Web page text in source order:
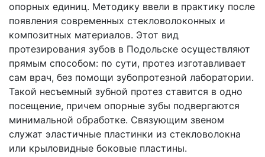
опорных единиц. Методику ввели в практику после
появления современных стекловолоконных и
композитных материалов. Этот вид
протезирования зубов в Подольске осуществляют
прямым способом: по сути, протез изготавливает
сам врач, без помощи зубопротезной лаборатории.
Такой несъемный зубной протез ставится в одно
посещение, причем опорные зубы подвергаются
минимальной обработке. Связующим звеном
служат эластичные пластинки из стекловолокна
или крыловидные боковые пластины.